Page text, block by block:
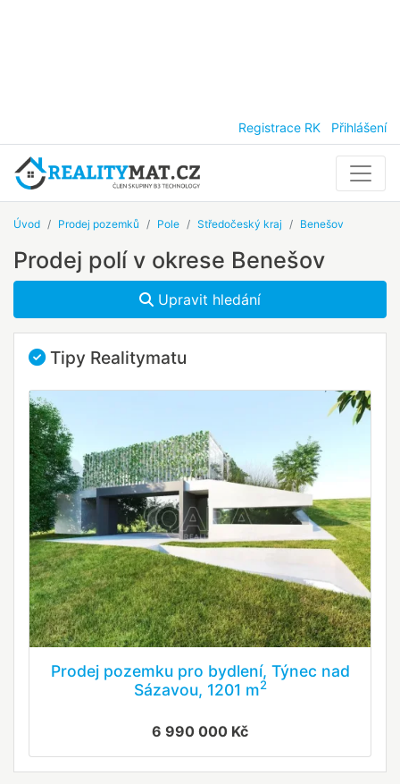
Registrace RK Přihlášení
Úvod Prodej pozemků Pole Středočeský kraj Benešov
Prodej polí v okrese Benešov
Upravit hledání
Tipy Realitymatu
Prodej pozemku pro bydlení, Týnec nad
Sázavou, 1201 m2
6 990 000 Kč